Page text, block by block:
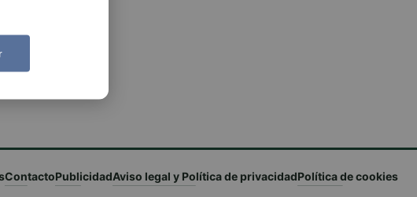
ContactoPublicidadAviso legal y Política de privacidadPolítica de cookies